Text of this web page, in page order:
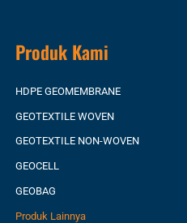
Produk Kami
HDPE GEOMEMBRANE
GEOTEXTILE WOVEN
GEOTEXTILE NON-WOVEN
GEOCELL
GEOBAG
Produk Lainnya